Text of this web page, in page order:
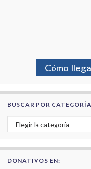
Cómo
BUSCAR POR
Buscar por categorías
DONATIVOS EN: